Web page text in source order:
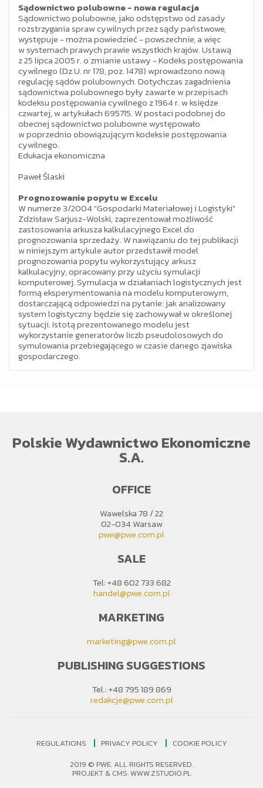
Sądownictwo polubowne - nowa regulacja
Sądownictwo polubowne, jako odstępstwo od zasady
rozstrzygania spraw cywilnych przez sądy państwowe,
występuje - można powiedzieć - powszechnie, a więc
w systemach prawych prawie wszystkich krajów. Ustawą
z 25 lipca 2005 r. o zmianie ustawy - Kodeks postępowania
cywilnego (Dz.U. nr 178, poz. 1478) wprowadzono nową
regulację sądów polubownych. Dotychczas zagadnienia
sądownictwa polubownego były zawarte w przepisach
kodeksu postępowania cywilnego z 1964 r. w księdze
czwartej, w artykułach 695715. W postaci podobnej do
obecnej sądownictwo polubowne występowało
w poprzednio obowiązującym kodeksie postępowania
cywilnego.
Edukacja ekonomiczna
Paweł Ślaski
Prognozowanie popytu w Excelu
W numerze 3/2004 "Gospodarki Materiałowej i Logistyki"
Zdzisław Sarjusz-Wolski, zaprezentował możliwość
zastosowania arkusza kalkulacyjnego Excel do
prognozowania sprzedaży. W nawiązaniu do tej publikacji
w niniejszym artykule autor przedstawił model
prognozowania popytu wykorzystujący arkusz
kalkulacyjny, opracowany przy użyciu symulacji
komputerowej. Symulacja w działaniach logistycznych jest
formą eksperymentowania na modelu komputerowym,
dostarczającą odpowiedzi na pytanie: jak analizowany
system logistyczny będzie się zachowywał w określonej
sytuacji. Istotą prezentowanego modelu jest
wykorzystanie generatorów liczb pseudolosowych do
symulowania przebiegającego w czasie danego zjawiska
gospodarczego.
Polskie Wydawnictwo Ekonomiczne
S.A.
OFFICE
Wawelska 78 / 22
02-034 Warsaw
pwe@pwe.com.pl
SALE
Tel: +48 602 733 682
handel@pwe.com.pl
MARKETING
marketing@pwe.com.pl
PUBLISHING SUGGESTIONS
Tel.: +48 795 189 869
redakcje@pwe.com.pl
REGULATIONS PRIVACY POLICY
COOKIE POLICY
2019 © PWE. ALL RIGHTS RESERVED.
PROJEKT & CMS:WWW.ZSTUDIO.PL